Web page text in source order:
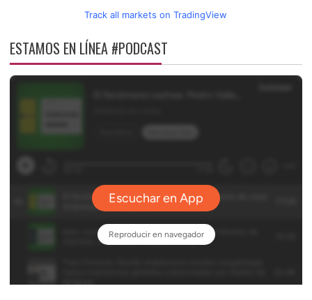
Track all markets on TradingView
ESTAMOS EN LÍNEA #PODCAST